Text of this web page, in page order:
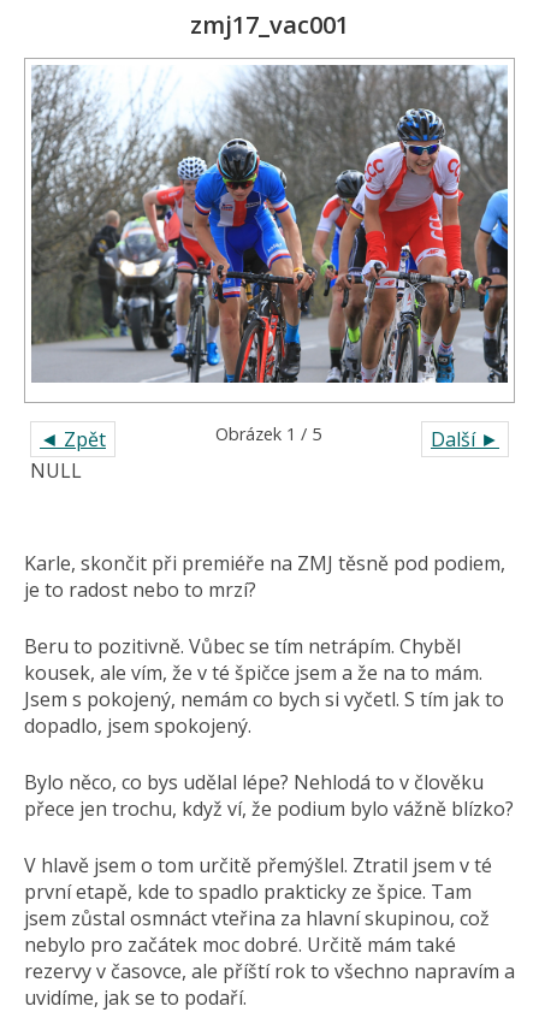
zmj17_vac001
◄ Zpět Další ►
Obrázek 1 / 5
NULL
Karle, skončit při premiéře na ZMJ těsně pod podiem,
je to radost nebo to mrzí?
Beru to pozitivně. Vůbec se tím netrápím. Chyběl
kousek, ale vím, že v té špičce jsem a že na to mám.
Jsem s pokojený, nemám co bych si vyčetl. S tím jak to
dopadlo, jsem spokojený.
Bylo něco, co bys udělal lépe? Nehlodá to v člověku
přece jen trochu, když ví, že podium bylo vážně blízko?
V hlavě jsem o tom určitě přemýšlel. Ztratil jsem v té
první etapě, kde to spadlo prakticky ze špice. Tam
jsem zůstal osmnáct vteřina za hlavní skupinou, což
nebylo pro začátek moc dobré. Určitě mám také
rezervy v časovce, ale příští rok to všechno napravím a
uvidíme, jak se to podaří.